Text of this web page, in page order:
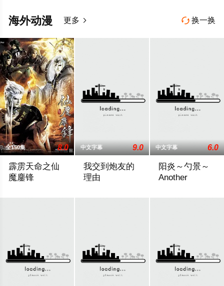
 换一换
海外动漫 更多 
全150集 8.0
霹雳天命之仙
魔鏖锋
中文字幕 9.0
我交到炮友的
理由
中文字幕 6.0
阳炎～勺景～
Another